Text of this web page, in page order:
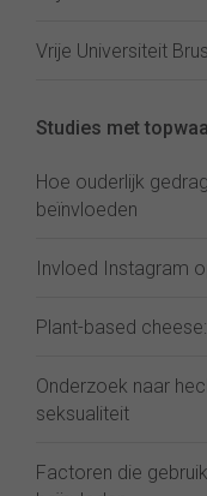
Vrije Universiteit
Studies met
Hoe ouderlijk
beïnvloeden
Invloed Instagram
Plant-based
Onderzoek naar
seksualiteit
Factoren die